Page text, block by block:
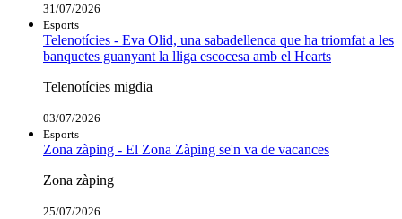
31/07/2026
Esports
Telenotícies - Eva Olid, una sabadellenca que ha triomfat a les
banquetes guanyant la lliga escocesa amb el Hearts
Telenotícies migdia
03/07/2026
Esports
Zona zàping - El Zona Zàping se'n va de vacances
Zona zàping
25/07/2026